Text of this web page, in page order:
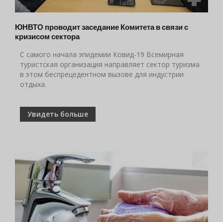
ЮНВТО проводит заседание Комитета в связи с
кризисом сектора
С самого начала эпидемии Ковид-19 Всемирная
туристская организация направляет сектор туризма
в этом беспрецедентном вызове для индустрии
отдыха.
Увидеть больше